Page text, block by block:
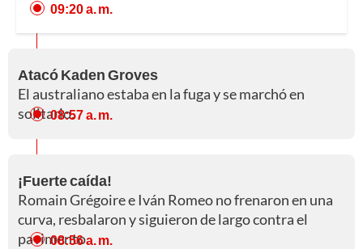
09:20 a. m.
Atacó Kaden Groves
El australiano estaba en la fuga y se marchó en
solitario.08:57 a. m.
¡Fuerte caída!
Romain Grégoire e Iván Romeo no frenaron en una
curva, resbalaron y siguieron de largo contra el
pavimento.
08:56 a. m.